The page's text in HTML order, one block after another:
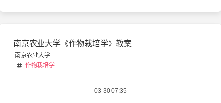
南京农业大学《作物栽培学》教案
南京农业大学
作物栽培学
03-30 07:35